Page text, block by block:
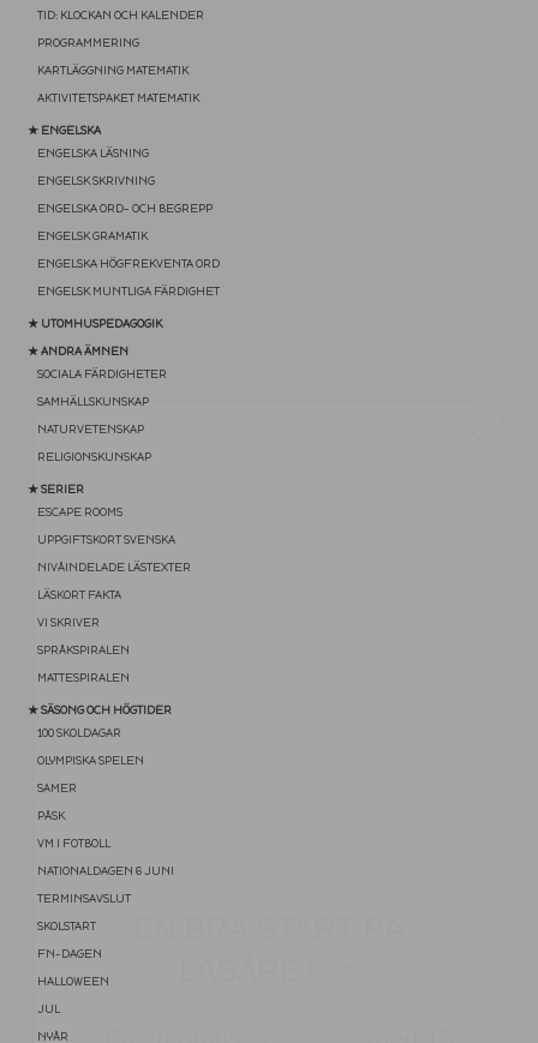
TID: KLOCKAN OCH KALENDER
PROGRAMMERING
KARTLÄGGNING MATEMATIK
AKTIVITETSPAKET MATEMATIK
★ ENGELSKA
ENGELSKA LÄSNING
ENGELSK SKRIVNING
ENGELSKA ORD- OCH BEGREPP
ENGELSK GRAMATIK
ENGELSKA HÖGFREKVENTA ORD
ENGELSK MUNTLIGA FÄRDIGHET
★ UTOMHUSPEDAGOGIK
★ ANDRA ÄMNEN
SOCIALA FÄRDIGHETER
SAMHÄLLSKUNSKAP
NATURVETENSKAP
RELIGIONSKUNSKAP
★ SERIER
ESCAPE ROOMS
UPPGIFTSKORT SVENSKA
NIVÅINDELADE LÄSTEXTER
LÄSKORT FAKTA
VI SKRIVER
SPRÅKSPIRALEN
MATTESPIRALEN
★ SÄSONG OCH HÖGTIDER
100 SKOLDAGAR
OLYMPISKA SPELEN
SAMER
PÅSK
VM I FOTBOLL
NATIONALDAGEN 6 JUNI
TERMINSAVSLUT
SKOLSTART
FN-DAGEN
HALLOWEEN
JUL
NYÅR
💛 Få ett gratis
lärspel (värde 95 kr)